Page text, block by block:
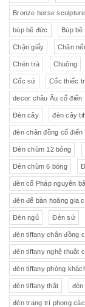
Bronze horse sculpture
búp bê đức Búp bê
Chặn giấy Chân
Chén trà Chuông
Cốc sứ Cốc thiếc
decor châu Âu cổ điển
Đèn cây đèn cây
đèn chân đồng cổ điển
Đèn chùm 12 bóng
Đèn chùm 6 bóng
đèn cổ Pháp nguyên
đèn để bàn hoàng gia
Đèn ngủ Đèn sứ
đèn tiffany chân đồng
đèn tiffany nghệ thuật
đèn tiffany phòng
đèn tiffany thật đèn
đèn trang trí phong